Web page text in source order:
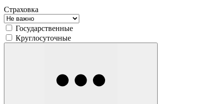
Страховка
Государственные
Круглосуточные